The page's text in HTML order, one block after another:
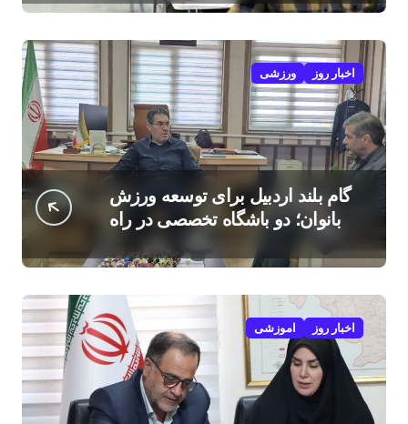
اخبار روز ورزشی
گام بلند اردبیل برای توسعه ورزش
بانوان؛ دو باشگاه تخصصی در راه
است
اخبار روز اموزشی